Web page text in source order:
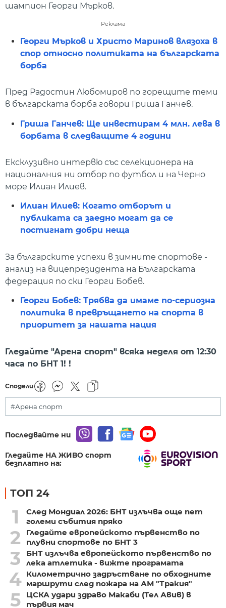
шампион Георги Мърков.
Реклама
Георги Мърков и Христо Маринов влязоха в
спор относно политиката на българската
борба
Пред Радостин Любомиров по горещите теми
в българската борба говори Гриша Ганчев.
Гриша Ганчев: Ще инвестирам 4 млн. лева в
борбата в следващите 4 години
Ексклузивно интервю със селекционера на
националния ни отбор по футбол и на Черно
море Илиан Илиев.
Илиан Илиев: Когато отборът и
публиката са заедно могат да се
постигнат добри неща
За българските успехи в зимните спортове -
анализ на вицепрезидента на Българската
федерация по ски Георги Бобев.
Георги Бобев: Трябва да имаме по-сериозна
политика в превръщането на спорта в
приоритет за нашата нация
Гледайте "Арена спорт" всяка неделя от 12:30
часа по БНТ 1! !
Сподели
#Арена спорт
Последвайте ни
Гледайте НА ЖИВО спорт
безплатно на:
ТОП 24
1
След Мондиал 2026: БНТ излъчва още пет
големи събития пряко
2
Гледайте европейското първенство по
плувни спортове по БНТ 3
3
БНТ излъчва европейското първенство по
лека атлетика - вижте програмата
4 Километрично задръстване по обходните
маршрути след пожара на АМ "Тракия"
5
ЦСКА удари здраво Макаби (Тел Авив) в
първия мач